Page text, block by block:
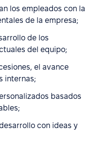
los empleados con la
de la empresa;
de los
del equipo;
el avance
internas;
basados
con ideas y